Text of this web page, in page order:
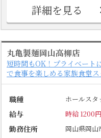
詳細を見る
丸亀製麺岡山高柳店
短時間もOK！プライベート
で食事を楽しめる家族食堂ス
職種 ホールスタ
給与 時給 1200円
勤務住所 岡山県岡山